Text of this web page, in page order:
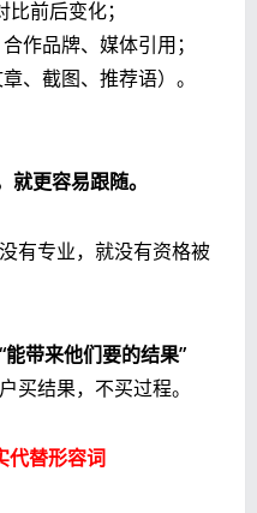
前后变化；
作品牌、媒体引用；
、截图、推荐语）。
更容易跟随。
有专业，就没有资格被
带来他们要的结果”
结果，不买过程。
替形容词